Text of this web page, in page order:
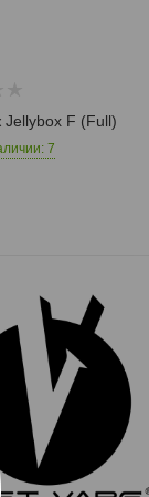
Jellybox F (Full)
7
Жевательные
конфеты